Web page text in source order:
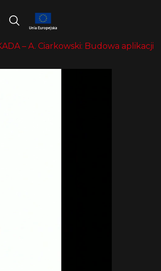
– A. Ciarkowski: Budowa aplikacji